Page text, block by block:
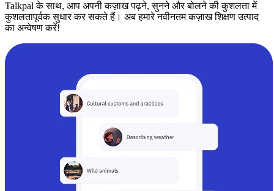
Talkpal के साथ, आप अपनी कज़ाख पढ़ने, सुनने और बोलने की कुशलता में
कुशलतापूर्वक सुधार कर सकते हैं। अब हमारे नवीनतम कज़ाख शिक्षण उत्पाद
का अन्वेषण करें!